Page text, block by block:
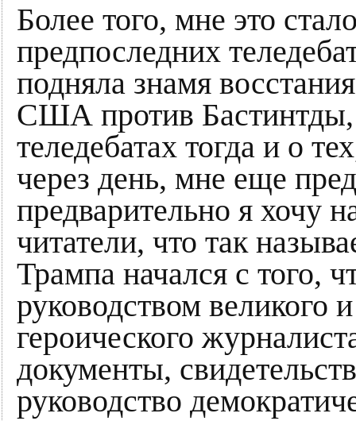
Более того, мне это
предпоследних
подняла знамя
США против
теледебатах тогда и о
через день, мне еще
предварительно я хочу
читатели, что так
Трампа начался с того,
руководством великого
героического
документы,
руководство